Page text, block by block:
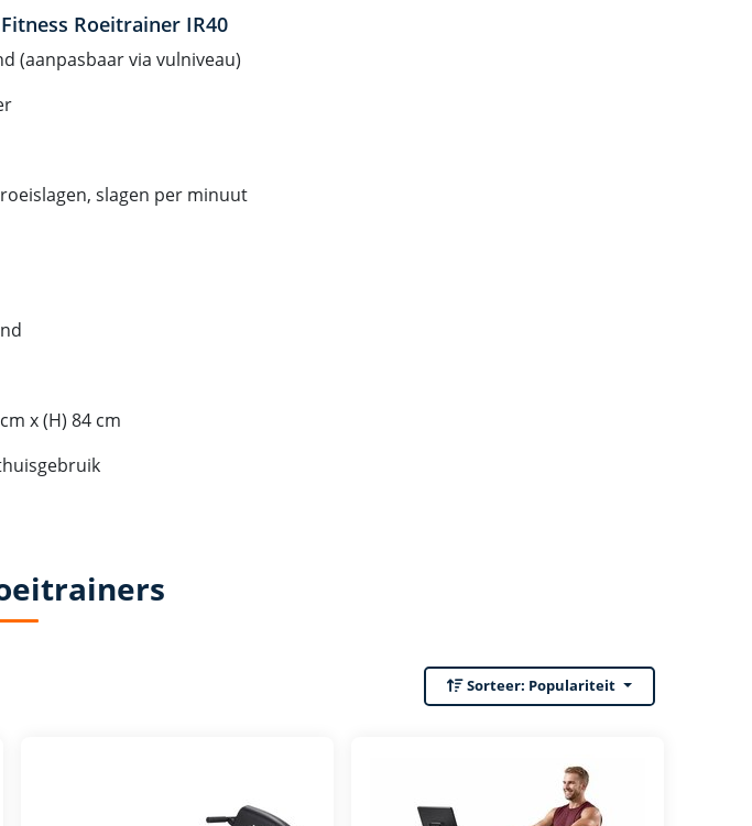
Roeitrainer IR40
(aanpasbaar via vulniveau)
slagen per minuut
x (H) 84 cm
Sorteer: Populariteit